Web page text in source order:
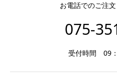
お電話でのご注
075-
受付時間 09